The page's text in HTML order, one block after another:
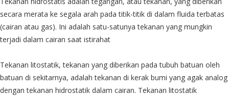
secara merata ke segala arah pada titik-titik di dalam fluida terbatas
(cairan atau gas). Ini adalah satu-satunya tekanan yang mungkin
terjadi dalam cairan saat istirahat
Tekanan litostatik, tekanan yang diberikan pada tubuh batuan oleh
batuan di sekitarnya, adalah tekanan di kerak bumi yang agak analog
dengan tekanan hidrostatik dalam cairan. Tekanan litostatik